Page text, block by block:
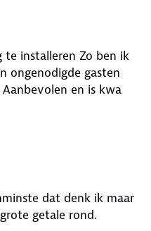
Zo ben ik
ongenodigde gasten
en is kwa
dat denk ik maar
getale rond.